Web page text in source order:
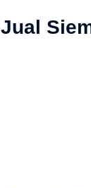
Jual